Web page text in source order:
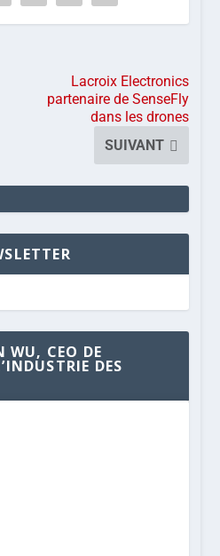
Lacroix Electronics
partenaire de SenseFly
dans les drones
SUIVANT
WU, CEO DE
DES